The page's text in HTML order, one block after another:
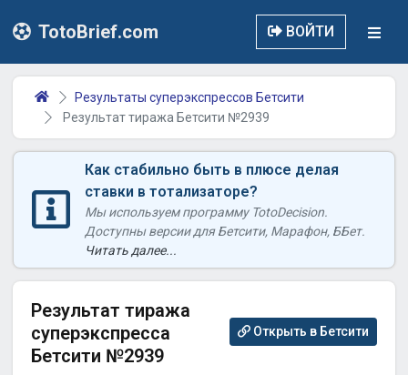
TotoBrief.com ВОЙТИ
Результаты суперэкспрессов Бетсити
Результат тиража Бетсити №2939
Как стабильно быть в плюсе делая
ставки в тотализаторе?
Мы используем программу TotoDecision.
Доступны версии для Бетсити, Марафон, ББет.
Читать далее...
Результат тиража
суперэкспресса
Бетсити №2939
Открыть в Бетсити